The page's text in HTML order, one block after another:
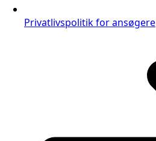
Privatlivspolitik for ansøgere